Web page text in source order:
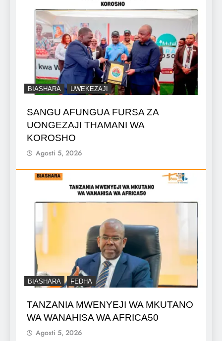
BIASHARA UWEKEZAJI
SANGU AFUNGUA FURSA ZA
UONGEZAJI THAMANI WA
KOROSHO
Agosti 5, 2026
BIASHARA FEDHA
TANZANIA MWENYEJI WA MKUTANO
WA WANAHISA WA AFRICA50
Agosti 5, 2026